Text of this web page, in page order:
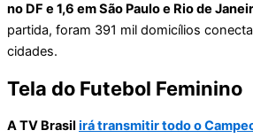
no DF e 1,6 em São Paulo e Rio de
partida, foram 391 mil domicílios
cidades.
Tela do Futebol Feminino
A TV Brasil irá transmitir todo o